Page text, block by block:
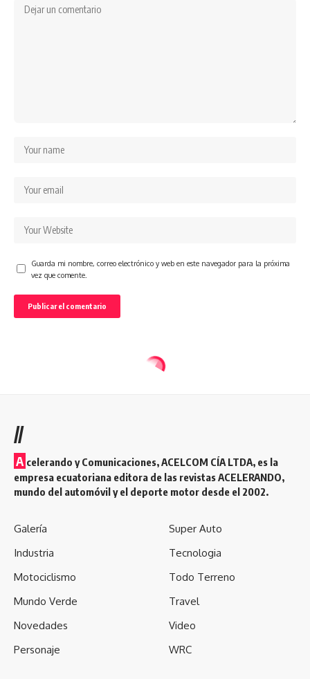
Guarda mi nombre, correo electrónico y web en este navegador para la próxima
vez que comente.
//
A celerando y Comunicaciones, ACELCOM CÍA LTDA, es la
empresa ecuatoriana editora de las revistas ACELERANDO,
mundo del automóvil y el deporte motor desde el 2002.
Galería
Industria
Motociclismo
Mundo Verde
Novedades
Personaje
Super Auto
Tecnologia
Todo Terreno
Travel
Video
WRC